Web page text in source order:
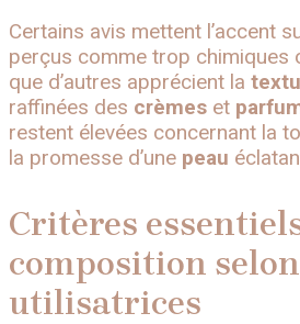
Certains avis mettent l’accent
perçus comme trop chimiques
que d’autres apprécient la
raffinées des crèmes et
restent élevées concernant la
la promesse d’une peau
Critères
composition
utilisatrices